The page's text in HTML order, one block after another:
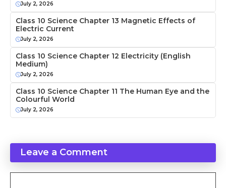
July 2, 2026
Class 10 Science Chapter 13 Magnetic Effects of
Electric Current
July 2, 2026
Class 10 Science Chapter 12 Electricity (English
Medium)
July 2, 2026
Class 10 Science Chapter 11 The Human Eye and the
Colourful World
July 2, 2026
Leave a Comment